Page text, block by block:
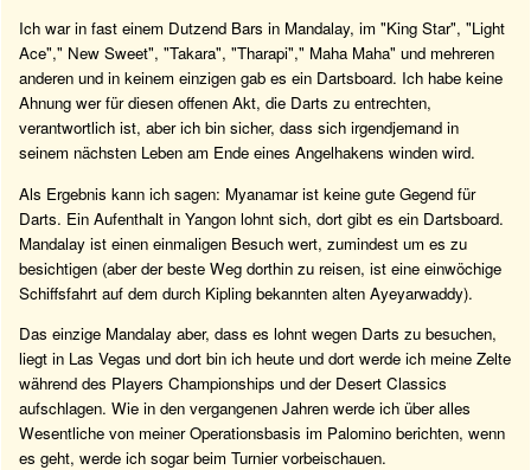
Ich war in fast einem Dutzend Bars in Mandalay, im "King Star", "Light
Ace"," New Sweet", "Takara", "Tharapi"," Maha Maha" und mehreren
anderen und in keinem einzigen gab es ein Dartsboard. Ich habe keine
Ahnung wer für diesen offenen Akt, die Darts zu entrechten,
verantwortlich ist, aber ich bin sicher, dass sich irgendjemand in
seinem nächsten Leben am Ende eines Angelhakens winden wird.
Als Ergebnis kann ich sagen: Myanamar ist keine gute Gegend für
Darts. Ein Aufenthalt in Yangon lohnt sich, dort gibt es ein Dartsboard.
Mandalay ist einen einmaligen Besuch wert, zumindest um es zu
besichtigen (aber der beste Weg dorthin zu reisen, ist eine einwöchige
Schiffsfahrt auf dem durch Kipling bekannten alten Ayeyarwaddy).
Das einzige Mandalay aber, dass es lohnt wegen Darts zu besuchen,
liegt in Las Vegas und dort bin ich heute und dort werde ich meine Zelte
während des Players Championships und der Desert Classics
aufschlagen. Wie in den vergangenen Jahren werde ich über alles
Wesentliche von meiner Operationsbasis im Palomino berichten, wenn
es geht, werde ich sogar beim Turnier vorbeischauen.